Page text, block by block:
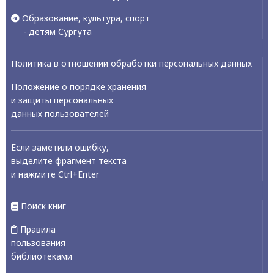
Образование, культура, спорт
- детям Сургута
Политика в отношении обработки персональных данных
Положение о порядке хранения
и защиты персональных
данных пользователей
Если заметили ошибку,
выделите фрагмент текста
и нажмите Ctrl+Enter
Поиск книг
Правила
пользования
библиотеками